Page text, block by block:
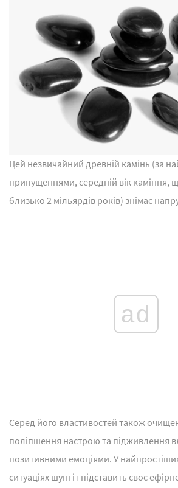
Цей незвичайний древній камінь (за
припущеннями, середній вік каміння,
близько 2 мільярдів років) знімає
ad
Серед його властивостей також
поліпшення настрою та підживлення
позитивними емоціями. У
ситуаціях шунгіт підставить своє